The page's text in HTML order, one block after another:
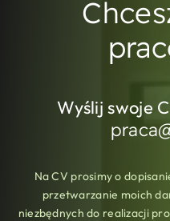
Wyślij swoje
Na CV prosimy o
przetwarzanie moich
niezbędnych do realizacji